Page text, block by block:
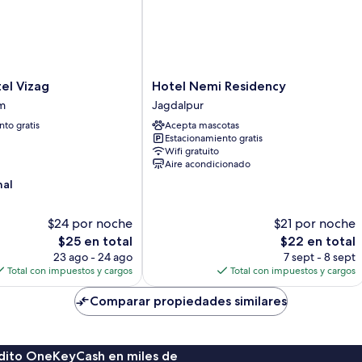
ciudad
a
la
Vizag
gratis
$24 por noche
El
precio
actual
es
$25
$25 en total
23 ago - 24 ago
Total con impuestos y cargos
Hotel
Nemi
Residency
Jagdalpur
Hotel Nemi Residency
Jagdalpur
Acepta mascotas
Estacionamiento gratis
Wifi gratuito
Aire acondicionado
$21 por noche
El
precio
actual
es
de
$22
$22 en total
7 sept - 8 sept
Total con impuestos y cargos
Comparar propiedades similares
OneKeyCash en miles de